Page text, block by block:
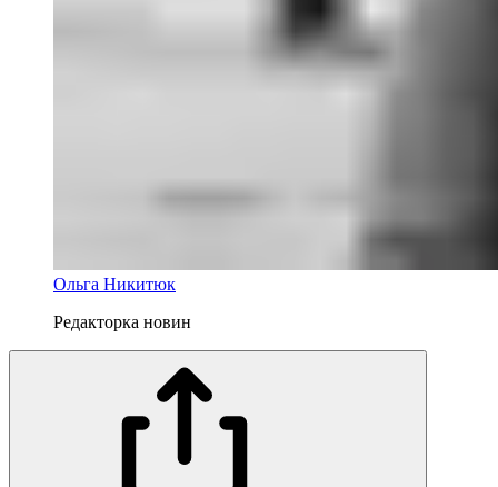
Ольга Никитюк
Редакторка новин